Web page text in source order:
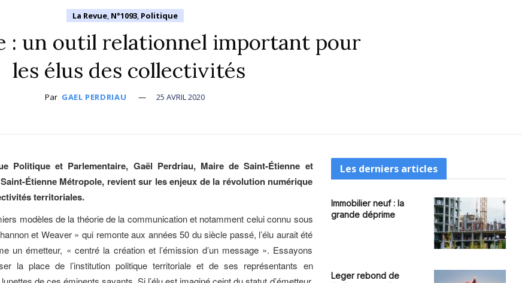
La Revue, N°1093, Politique
: un outil relationnel important pour
les élus des collectivités
Par GAEL PERDRIAU 25 AVRIL 2020
Politique et Parlementaire, Gaël Perdriau, Maire de Saint-Étienne et
Étienne Métropole, revient sur les enjeux de la révolution numérique
territoriales.
modèles de la théorie de la communication et notamment celui connu sous
et Weaver » qui remonte aux années 50 du siècle passé, l’élu aurait été
un émetteur, « centré la création et l’émission d’un message ». Essayons
la place de l’institution politique territoriale et de ses représentants en
Les derniers articles
Immobilier neuf : la
grande déprime
Leger rebond de